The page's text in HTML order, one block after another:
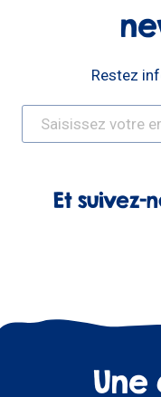
Restez
Et suivez-
Une